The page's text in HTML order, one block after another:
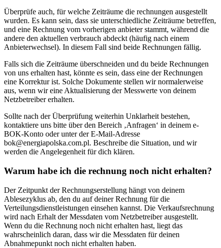
Überprüfe auch, für welche Zeiträume die rechnungen ausgestellt
wurden. Es kann sein, dass sie unterschiedliche Zeiträume betreffen,
und eine Rechnung vom vorherigen anbieter stammt, während die
andere den aktuellen verbrauch abdeckt (häufig nach einem
Anbieterwechsel). In diesem Fall sind beide Rechnungen fällig.
Falls sich die Zeiträume überschneiden und du beide Rechnungen
von uns erhalten hast, könnte es sein, dass eine der Rechnungen
eine Korrektur ist. Solche Dokumente stellen wir normalerweise
aus, wenn wir eine Aktualisierung der Messwerte von deinem
Netzbetreiber erhalten.
Sollte nach der Überprüfung weiterhin Unklarheit bestehen,
kontaktiere uns bitte über den Bereich ‚Anfragen‘ in deinem e-
BOK-Konto oder unter der E-Mail-Adresse
bok@energiapolska.com.pl. Beschreibe die Situation, und wir
werden die Angelegenheit für dich klären.
Warum habe ich die rechnung noch nicht erhalten?
Der Zeitpunkt der Rechnungserstellung hängt von deinem
Ablesezyklus ab, den du auf deiner Rechnung für die
Verteilungsdienstleistungen einsehen kannst. Die Verkaufsrechnung
wird nach Erhalt der Messdaten vom Netzbetreiber ausgestellt.
Wenn du die Rechnung noch nicht erhalten hast, liegt das
wahrscheinlich daran, dass wir die Messdaten für deinen
Abnahmepunkt noch nicht erhalten haben.